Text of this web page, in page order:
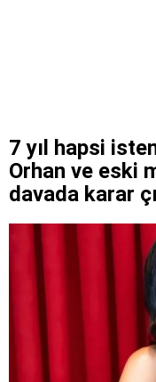
7 yıl hapsi
Orhan ve eski
davada karar